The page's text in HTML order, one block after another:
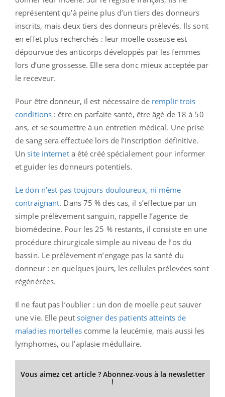
représentent qu’à peine plus d’un tiers des donneurs
inscrits, mais deux tiers des donneurs prélevés. Ils sont
en effet plus recherchés : leur moelle osseuse est
dépourvue des anticorps développés par les femmes
lors d’une grossesse. Elle sera donc mieux acceptée par
le receveur.
Pour être donneur, il est nécessaire de remplir trois
conditions : être en parfaite santé, être âgé de 18 à 50
ans, et se soumettre à un entretien médical. Une prise
de sang sera effectuée lors de l’inscription définitive.
Un site internet a été créé spécialement pour informer
et guider les donneurs potentiels.
Le don n’est pas toujours douloureux, ni même
contraignant. Dans 75 % des cas, il s’effectue par un
simple prélèvement sanguin, rappelle l’agence de
biomédecine. Pour les 25 % restants, il consiste en une
procédure chirurgicale simple au niveau de l’os du
bassin. Le prélèvement n’engage pas la santé du
donneur : en quelques jours, les cellules prélevées sont
régénérées.
Il ne faut pas l’oublier : un don de moelle peut sauver
une vie. Elle peut soigner des patients atteints de
maladies mortellescomme la leucémie, mais aussi les
lymphomes, ou l’aplasie médullaire.
Vous aimez cet article ? Abonnez-vous à la newsletter
!